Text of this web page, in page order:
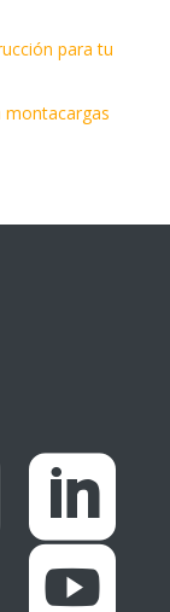
para tu
montacargas

